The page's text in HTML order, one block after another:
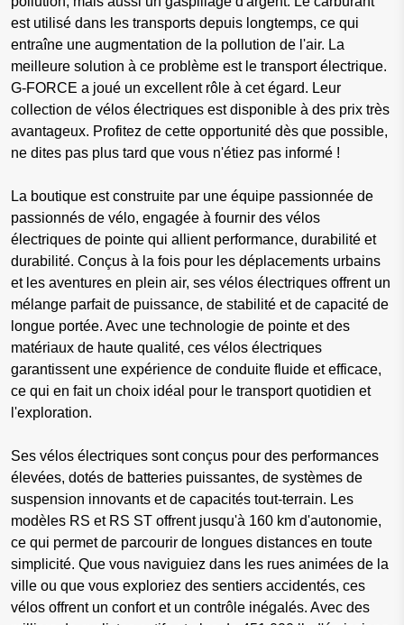
est utilisé dans les transports depuis longtemps, ce qui
entraîne une augmentation de la pollution de l'air. La
meilleure solution à ce problème est le transport électrique.
G-FORCE a joué un excellent rôle à cet égard. Leur
collection de vélos électriques est disponible à des prix très
avantageux. Profitez de cette opportunité dès que possible,
ne dites pas plus tard que vous n'étiez pas informé !
La boutique est construite par une équipe passionnée de
passionnés de vélo, engagée à fournir des vélos
électriques de pointe qui allient performance, durabilité et
durabilité. Conçus à la fois pour les déplacements urbains
et les aventures en plein air, ses vélos électriques offrent un
mélange parfait de puissance, de stabilité et de capacité de
longue portée. Avec une technologie de pointe et des
matériaux de haute qualité, ces vélos électriques
garantissent une expérience de conduite fluide et efficace,
ce qui en fait un choix idéal pour le transport quotidien et
l'exploration.
Ses vélos électriques sont conçus pour des performances
élevées, dotés de batteries puissantes, de systèmes de
suspension innovants et de capacités tout-terrain. Les
modèles RS et RS ST offrent jusqu'à 160 km d'autonomie,
ce qui permet de parcourir de longues distances en toute
simplicité. Que vous naviguiez dans les rues animées de la
ville ou que vous exploriez des sentiers accidentés, ces
vélos offrent un confort et un contrôle inégalés. Avec des